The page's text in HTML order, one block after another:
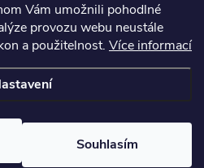
Vám umožnili pohodlné
provozu webu neustále
a použitelnost. Více informací
Souhlasím